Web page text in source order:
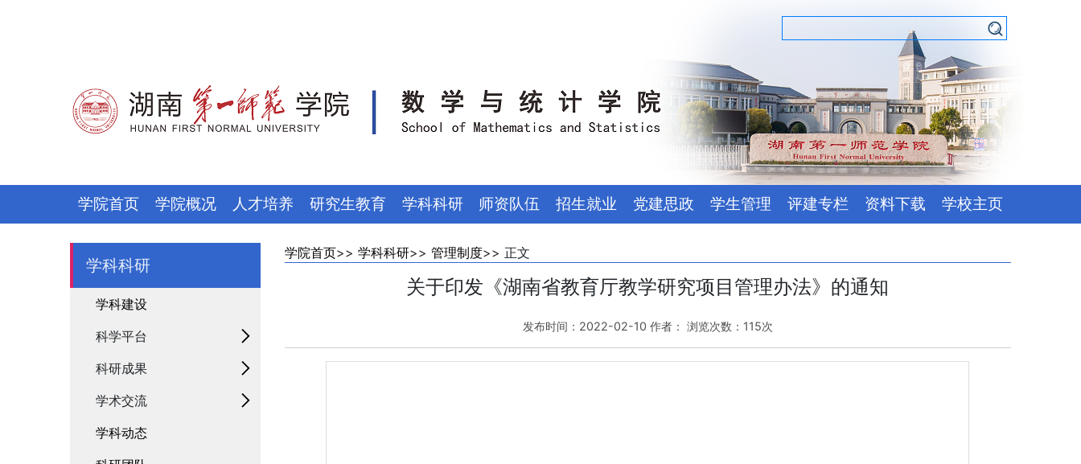
学院首页 学院概况 人才培养 研究生教育 学科科研 师资队伍 招生就业 党建思政 学生管理 评建专栏 资料下载 学校主页
学科科研
学科建设
科学平台
科研成果
学术交流
学科动态
学院首页>> 学科科研>> 管理制度>> 正文
关于印发《湖南省教育厅教学研究项目管理办法》的通知
发布时间：2022-02-10 作者： 浏览次数： 115次